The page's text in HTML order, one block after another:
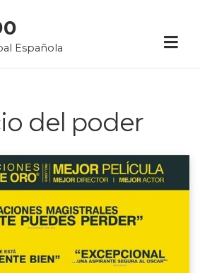
Española
del poder